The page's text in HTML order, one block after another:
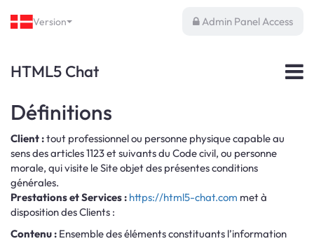
Version Admin Panel Access
HTML5 Chat
Définitions
Client :tout professionnel ou personne physique capable au
sens des articles 1123 et suivants du Code civil, ou personne
morale, qui visite le Site objet des présentes conditions
générales.
Prestations et Services : https://html5-chat.com met à
disposition des Clients :
Contenu : Ensemble des éléments constituants l’information